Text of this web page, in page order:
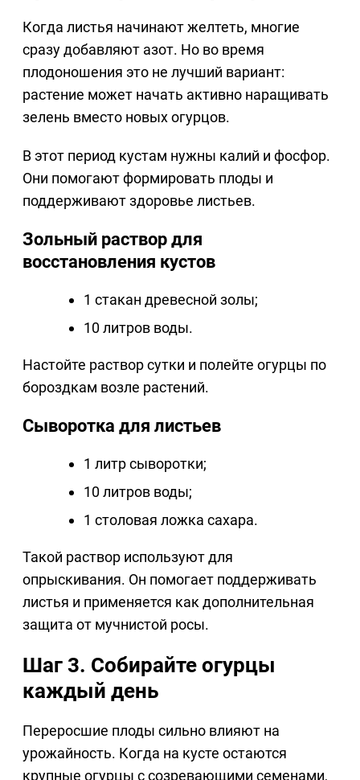
Когда листья начинают желтеть, многие
сразу добавляют азот. Но во время
плодоношения это не лучший вариант:
растение может начать активно наращивать
зелень вместо новых огурцов.
В этот период кустам нужны калий и фосфор.
Они помогают формировать плоды и
поддерживают здоровье листьев.
Зольный раствор для
восстановления кустов
1 стакан древесной золы;
10 литров воды.
Настойте раствор сутки и полейте огурцы по
бороздкам возле растений.
Сыворотка для листьев
1 литр сыворотки;
10 литров воды;
1 столовая ложка сахара.
Такой раствор используют для
опрыскивания. Он помогает поддерживать
листья и применяется как дополнительная
защита от мучнистой росы.
Шаг 3. Собирайте огурцы
каждый день
Переросшие плоды сильно влияют на
урожайность. Когда на кусте остаются
крупные огурцы с созревающими семенами,